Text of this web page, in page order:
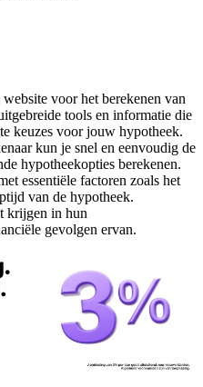
voor het berekenen van
tools en informatie die
keuzes voor jouw hypotheek.
kun je snel en eenvoudig de
hypotheekopties berekenen.
essentiële factoren zoals het
van de hypotheek.
krijgen in hun
gevolgen ervan.